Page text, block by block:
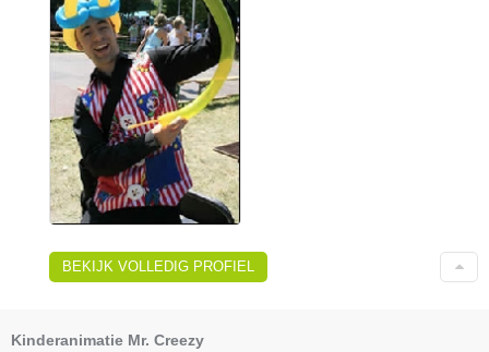
BEKIJK VOLLEDIG PROFIEL
Kinderanimatie Mr. Creezy